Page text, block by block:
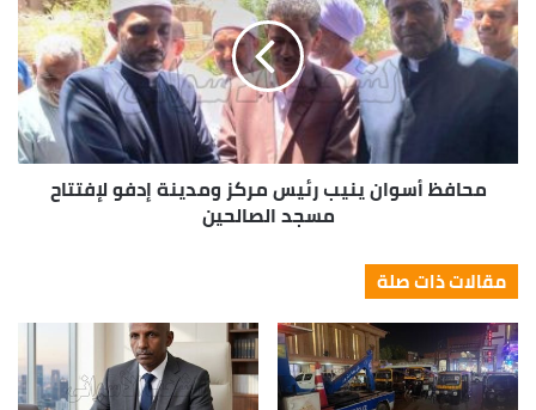
محافظ أسوان ينيب رئيس مركز ومدينة إدفو لإفتتاح
مسجد الصالحين
مقالات ذات صلة